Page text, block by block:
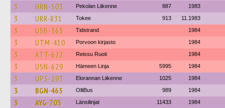
3 HRN-503 Pekolan Liikenne 887 1983
3 URR-831 Tokee 913 11.1983
3 USB-363 Tidstrand 1984
3 UTM-410 Porvoon kirjasto 1984
3 ATT-622 Reissu Ruoti 1984
3 USN-629 Hämeen Linja 5995 1984
3 UPS-293 Elorannan Liikenne 1025 1984
3 BGN-465 OlliBus 989 1984
3 AYG-703 Länsilinjat 11433 1984